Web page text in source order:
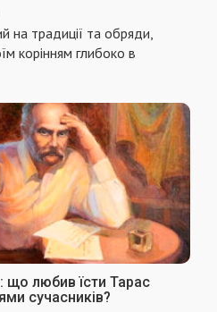
на традиції та обряди,
корінням глибоко в
любив їсти Тарас
сучасників?